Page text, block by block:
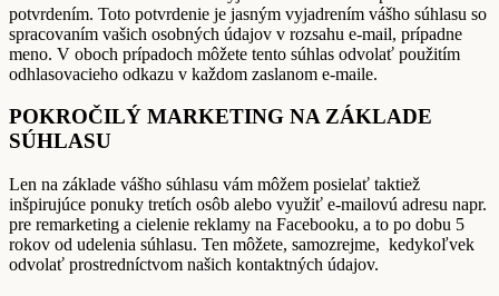
potvrdením. Toto potvrdenie je jasným vyjadrením vášho súhlasu so
spracovaním vašich osobných údajov v rozsahu e-mail, prípadne
meno. V oboch prípadoch môžete tento súhlas odvolať použitím
odhlasovacieho odkazu v každom zaslanom e-maile.
POKROČILÝ MARKETING NA ZÁKLADE
SÚHLASU
Len na základe vášho súhlasu vám môžem posielať taktiež
inšpirujúce ponuky tretích osôb alebo využiť e-mailovú adresu napr.
pre remarketing a cielenie reklamy na Facebooku, a to po dobu 5
rokov od udelenia súhlasu. Ten môžete, samozrejme, kedykoľvek
odvolať prostredníctvom našich kontaktných údajov.